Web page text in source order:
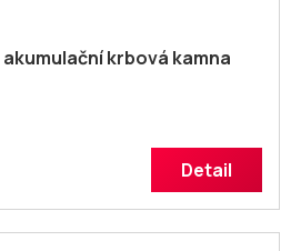
akumulační krbová kamna
Detail